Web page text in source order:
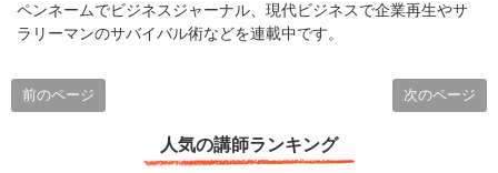
ペンネームでビジネスジャーナル、現代ビジネスで企業再生やサ
ラリーマンのサバイバル術などを連載中です。
前のページ 次のページ
人気の講師ランキング